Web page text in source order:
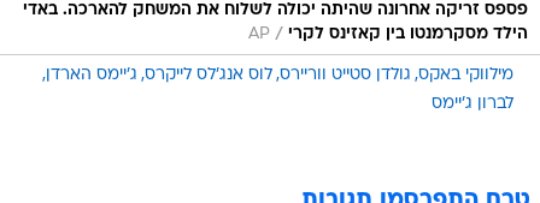
פספס זריקה אחרונה שהיתה יכולה לשלוח את המשחק להארכה. באדי
הילד מסקרמנטו בין קאזינס לקרי /
AP
מילווקי באקס גולדן סטייט ווריירס לוס אנג'לס לייקרס ג'יימס הארדן
לברון ג'יימס